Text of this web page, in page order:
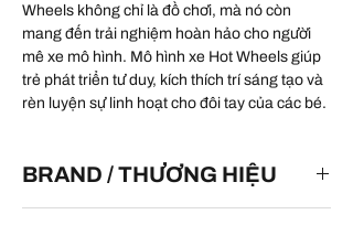
Wheels không chỉ là đồ chơi, mà nó còn
mang đến trải nghiệm hoàn hảo cho người
mê xe mô hình. Mô hình xe Hot Wheels giúp
trẻ phát triển tư duy, kích thích trí sáng tạo và
rèn luyện sự linh hoạt cho đôi tay của các bé.
BRAND / THƯƠNG HIỆU